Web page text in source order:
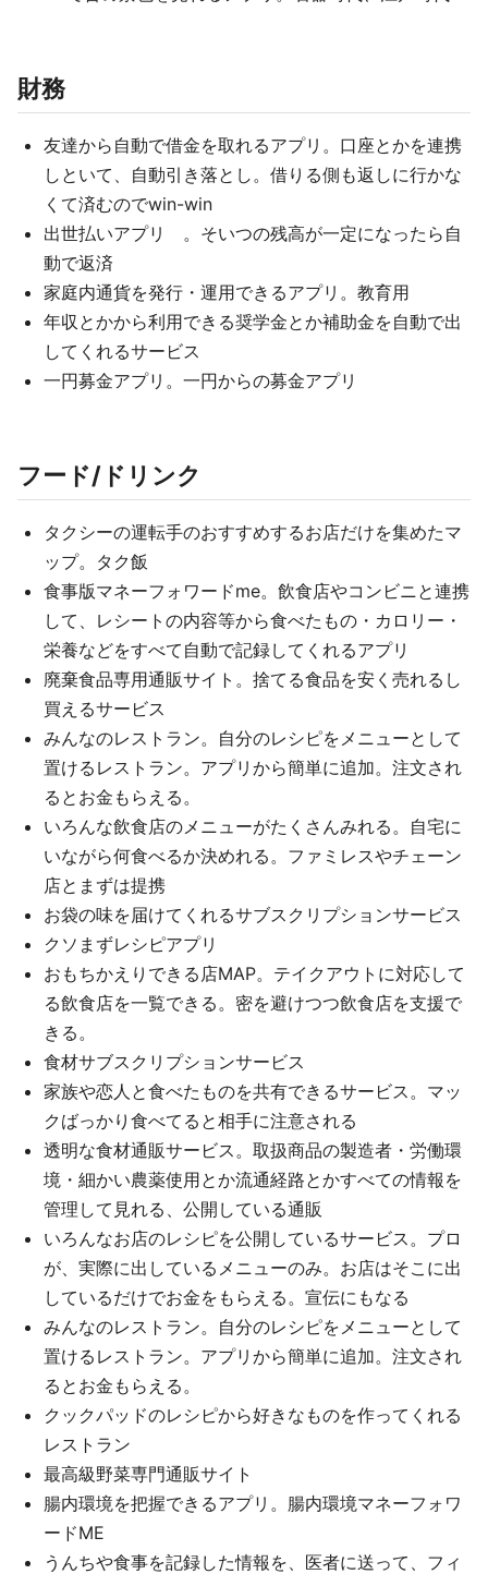
財務
友達から自動で借金を取れるアプリ。口座とかを連携
しといて、自動引き落とし。借りる側も返しに行かな
くて済むのでwin-win
出世払いアプリ 。そいつの残高が一定になったら自
動で返済
家庭内通貨を発行・運用できるアプリ。教育用
年収とかから利用できる奨学金とか補助金を自動で出
してくれるサービス
一円募金アプリ。一円からの募金アプリ
フード/ドリンク
タクシーの運転手のおすすめするお店だけを集めたマ
ップ。タク飯
食事版マネーフォワードme。飲食店やコンビニと連携
して、レシートの内容等から食べたもの・カロリー・
栄養などをすべて自動で記録してくれるアプリ
廃棄食品専用通販サイト。捨てる食品を安く売れるし
買えるサービス
みんなのレストラン。自分のレシピをメニューとして
置けるレストラン。アプリから簡単に追加。注文され
るとお金もらえる。
いろんな飲食店のメニューがたくさんみれる。自宅に
いながら何食べるか決めれる。ファミレスやチェーン
店とまずは提携
お袋の味を届けてくれるサブスクリプションサービス
クソまずレシピアプリ
おもちかえりできる店MAP。テイクアウトに対応して
る飲食店を一覧できる。密を避けつつ飲食店を支援で
きる。
食材サブスクリプションサービス
家族や恋人と食べたものを共有できるサービス。マッ
クばっかり食べてると相手に注意される
透明な食材通販サービス。取扱商品の製造者・労働環
境・細かい農薬使用とか流通経路とかすべての情報を
管理して見れる、公開している通販
いろんなお店のレシピを公開しているサービス。プロ
が、実際に出しているメニューのみ。お店はそこに出
しているだけでお金をもらえる。宣伝にもなる
みんなのレストラン。自分のレシピをメニューとして
置けるレストラン。アプリから簡単に追加。注文され
るとお金もらえる。
クックパッドのレシピから好きなものを作ってくれる
レストラン
最高級野菜専門通販サイト
腸内環境を把握できるアプリ。腸内環境マネーフォワ
ードME
うんちや食事を記録した情報を、医者に送って、フィ